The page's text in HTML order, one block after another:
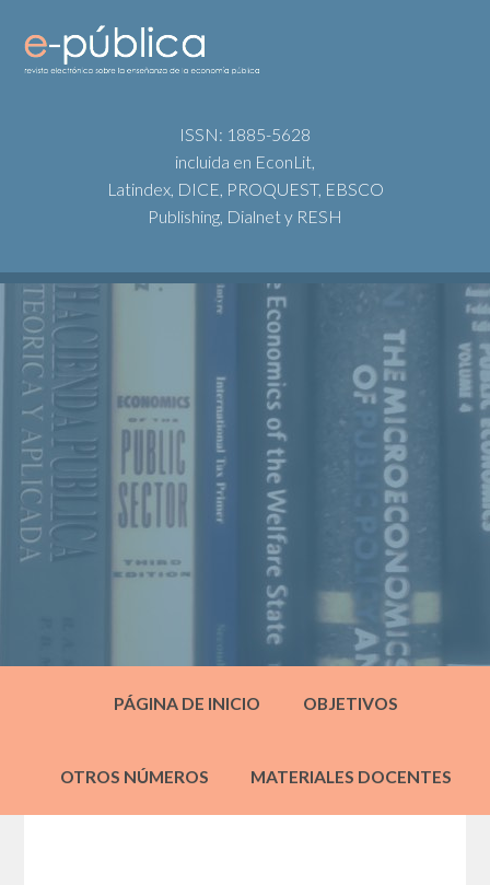
ISSN: 1885-5628
incluida en EconLit,
Latindex, DICE, PROQUEST, EBSCO
Publishing, Dialnet y RESH
PÁGINA DE INICIO OBJETIVOS
OTROS NÚMEROS MATERIALES DOCENTES